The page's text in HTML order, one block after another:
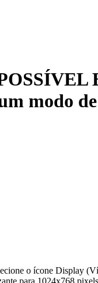
modo
o ícone Display